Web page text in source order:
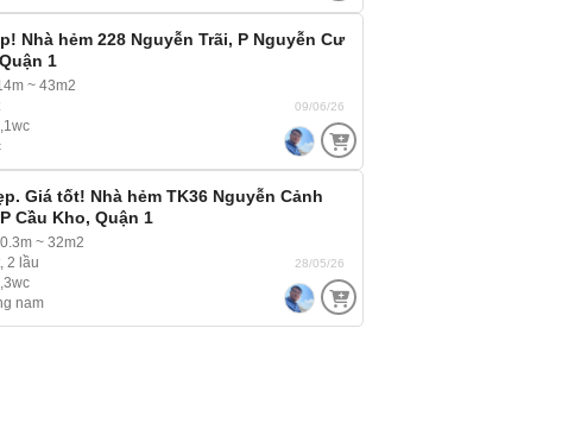
Nhà hẻm 228 Nguyễn Trãi, P Nguyễn Cư
1
~ 43m2
09/06/26
Giá tốt! Nhà hẻm TK36 Nguyễn Cảnh
Cầu Kho, Quận 1
~ 32m2
2 lầu
nam
28/05/26